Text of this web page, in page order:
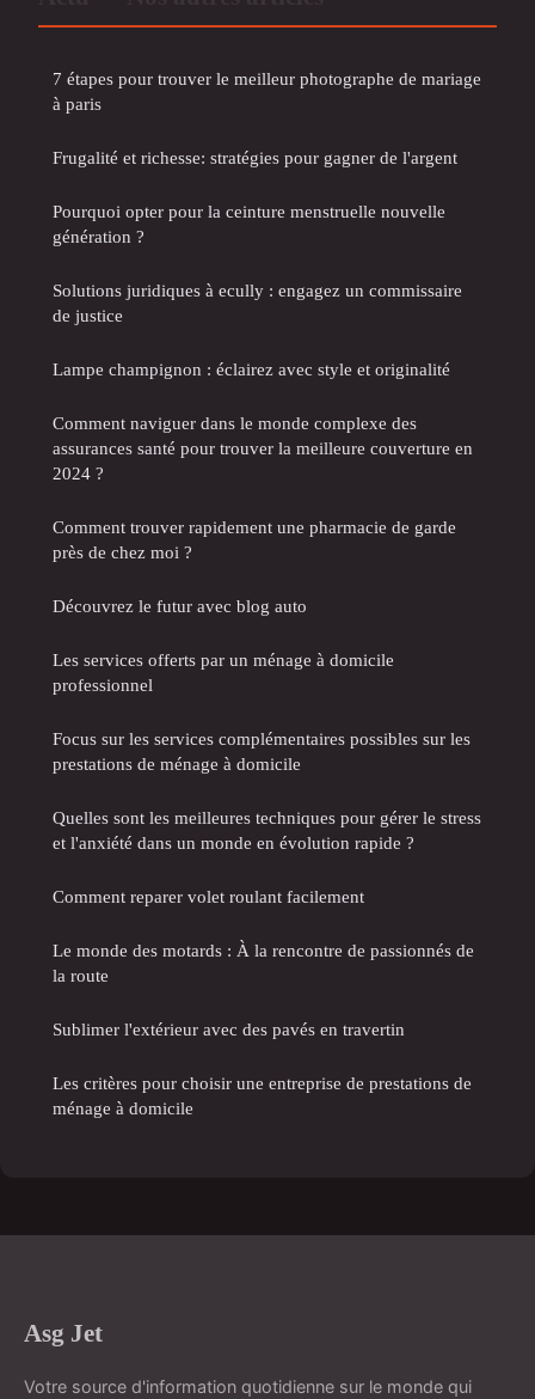
7 étapes pour trouver le meilleur photographe de mariage
à paris
Frugalité et richesse: stratégies pour gagner de l'argent
Pourquoi opter pour la ceinture menstruelle nouvelle
génération ?
Solutions juridiques à ecully : engagez un commissaire
de justice
Lampe champignon : éclairez avec style et originalité
Comment naviguer dans le monde complexe des
assurances santé pour trouver la meilleure couverture en
2024 ?
Comment trouver rapidement une pharmacie de garde
près de chez moi ?
Découvrez le futur avec blog auto
Les services offerts par un ménage à domicile
professionnel
Focus sur les services complémentaires possibles sur les
prestations de ménage à domicile
Quelles sont les meilleures techniques pour gérer le stress
et l'anxiété dans un monde en évolution rapide ?
Comment reparer volet roulant facilement
Le monde des motards : À la rencontre de passionnés de
la route
Sublimer l'extérieur avec des pavés en travertin
Les critères pour choisir une entreprise de prestations de
ménage à domicile
Asg Jet
Votre source d'information quotidienne sur le monde qui